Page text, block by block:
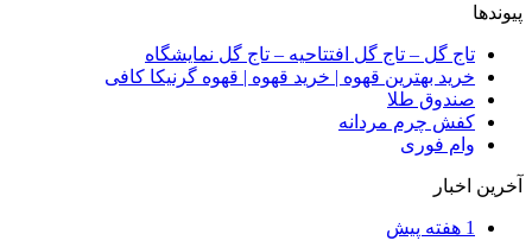
پیوندها
تاج گل – تاج گل افتتاحیه – تاج گل نمایشگاه
خرید بهترین قهوه | خرید قهوه | قهوه گرنیکا کافی
صندوق طلا
کفش چرم مردانه
وام فوری
آخرین اخبار
1 هفته پیش